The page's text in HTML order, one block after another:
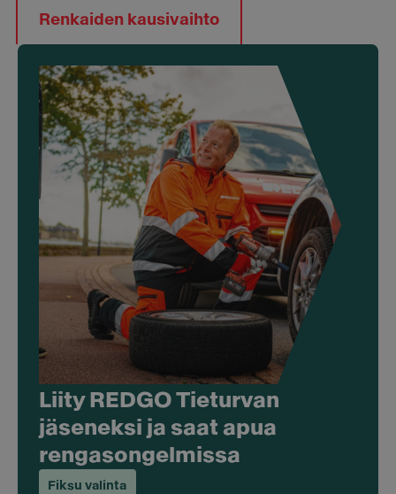
Renkaiden kausivaihto
Liity REDGO Tieturvan
jäseneksi ja saat apua
rengasongelmissa
Fiksu valinta